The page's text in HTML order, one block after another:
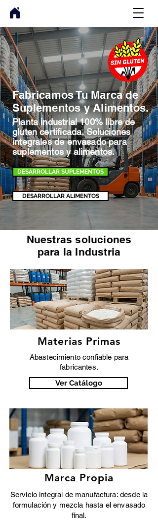
Fabricamos Tu Marca de
Suplementos y Alimentos.
Planta industrial 100% libre de
gluten certificada. Soluciones
integrales de envasado para
suplementos y alimentos.
DESARROLLAR SUPLEMENTOS
DESARROLLAR ALIMENTOS
Nuestras soluciones
para la Industria
Materias Primas
Abastecimiento confiable para
fabricantes.
Ver Catálogo
Marca Propia
Servicio integral de manufactura: desde la
formulación y mezcla hasta el envasado
final.